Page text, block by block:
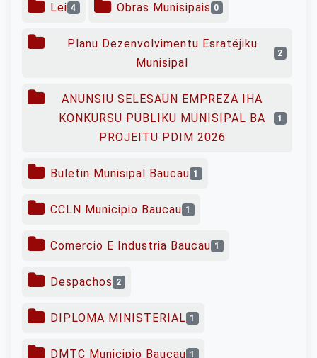
Lei 4 Obras Munisipais 0
Planu Dezenvolvimentu Esratéjiku
Munisipal
2
ANUNSIU SELESAUN EMPREZA IHA
KONKURSU PUBLIKU MUNISIPAL BA
PROJEITU PDIM 2026
1
Buletin Munisipal Baucau 1
CCLN Municipio Baucau 1
Comercio E Industria Baucau 1
Despachos 2
DIPLOMA MINISTERIAL 1
DMTC Municipio Baucau 1